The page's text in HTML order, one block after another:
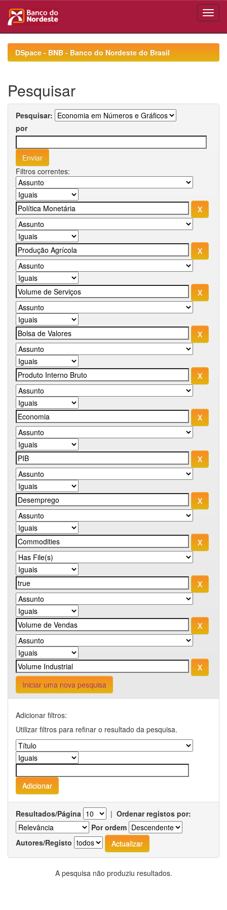
navigationDSpace - BNB - Banco do Nordeste do Brasil
Pesquisar
Pesquisar:
por
Filtros correntes:
Iniciar uma nova pesquisa
Adicionar filtros:
Utilizar filtros para refinar o resultado da pesquisa.
Resultados/Página | Ordenar registos por:
Por ordem
Autores/Registo
A pesquisa não produziu resultados.